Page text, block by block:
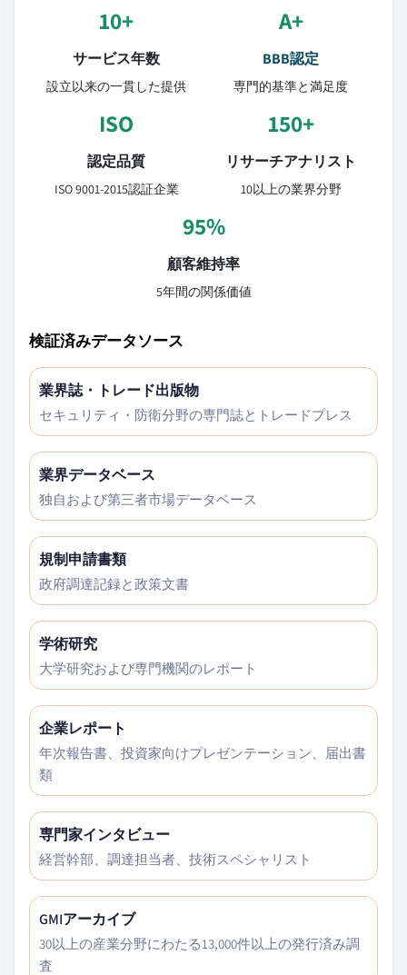
10+
サービス年数
設立以来の一貫した提供
A+
BBB認定
専門的基準と満足度
ISO
認定品質
ISO 9001-2015認証企業
150+
リサーチアナリスト
10以上の業界分野
95%
顧客維持率
5年間の関係価値
検証済みデータソース
業界誌・トレード出版物
セキュリティ・防衛分野の専門誌とトレードプレス
業界データベース
独自および第三者市場データベース
規制申請書類
政府調達記録と政策文書
学術研究
大学研究および専門機関のレポート
企業レポート
年次報告書、投資家向けプレゼンテーション、届出書
類
専門家インタビュー
経営幹部、調達担当者、技術スペシャリスト
GMIアーカイブ
30以上の産業分野にわたる13,000件以上の発行済み調
査